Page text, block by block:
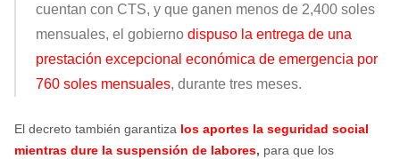
cuentan con CTS, y que ganen menos de 2,400 soles
mensuales, el gobierno dispuso la entrega de una
prestación excepcional económica de emergencia por
760 soles mensuales, durante tres meses.
El decreto también garantiza los aportes la seguridad social
mientras dure la suspensión de labores, para que los